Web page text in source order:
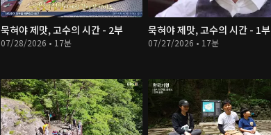
묵혀야 제맛, 고수의 시간 - 2부
07/28/2026 • 17분
묵혀야 제맛, 고수의 시간 - 1부
07/27/2026 • 17분